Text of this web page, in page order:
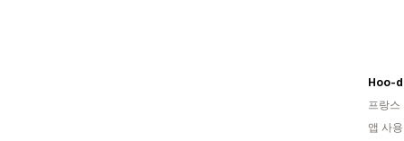
Hoo-
프랑스
앱 사